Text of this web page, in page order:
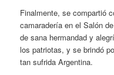
Finalmente, se compartió
camaradería en el Salón
de sana hermandad y
los patriotas, y se brindó
tan sufrida Argentina.